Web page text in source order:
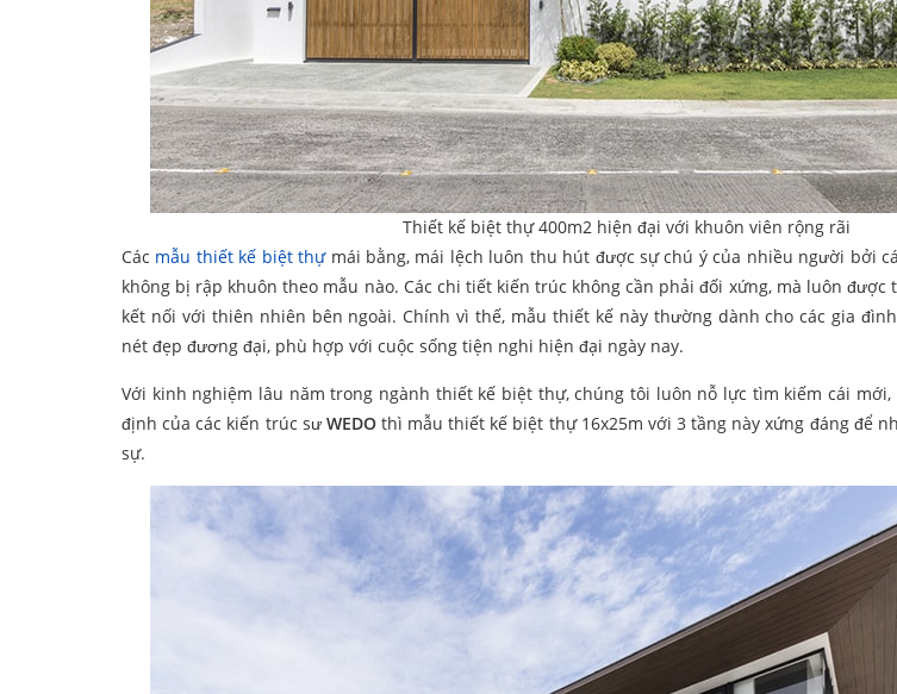
Thiết kế biệt thự 400m2 hiện đại với khuôn viên rộng rãi
Các mẫu thiết kế biệt thựmái bằng, mái lệch luôn thu hút được sự chú ý của nhiều người bởi
không bị rập khuôn theo mẫu nào. Các chi tiết kiến trúc không cần phải đối xứng, mà luôn được
kết nối với thiên nhiên bên ngoài. Chính vì thế, mẫu thiết kế này thường dành cho các gia
nét đẹp đương đại, phù hợp với cuộc sống tiện nghi hiện đại ngày nay.
Với kinh nghiệm lâu năm trong ngành thiết kế biệt thự, chúng tôi luôn nỗ lực tìm kiếm cái
định của các kiến trúc sư WEDO thì mẫu thiết kế biệt thự 16x25m với 3 tầng này xứng đáng để
sự.